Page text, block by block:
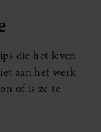
die het leven
aan het werk
of is ze te